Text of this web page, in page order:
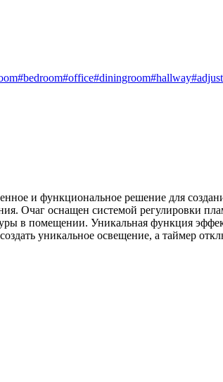
#bedroom#office#diningroom#hallway
и функциональное решение для
Очаг оснащен системой регулировки
в помещении. Уникальная функция
уникальное освещение, а таймер